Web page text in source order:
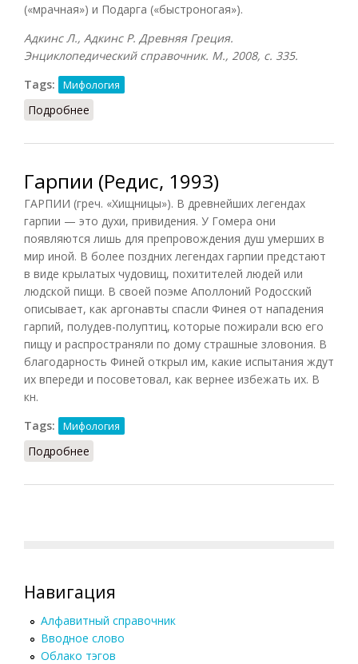
(«мрачная») и Подарга («быстроногая»).
Адкинс Л., Адкинс Р. Древняя Греция.
Энциклопедический справочник. М., 2008, с. 335.
Tags:
Мифология
Подробнее
Гарпии (Редис, 1993)
ГАРПИИ (греч. «Хищницы»). В древнейших легендах
гарпии — это духи, привидения. У Гомера они
появляются лишь для препровождения душ умерших в
мир иной. В более поздних легендах гарпии предстают
в виде крылатых чудовищ, похитителей людей или
людской пищи. В своей поэме Аполлоний Родосский
описывает, как аргонавты спасли Финея от нападения
гарпий, полудев-полуптиц, которые пожирали всю его
пищу и распространяли по дому страшные зловония. В
благодарность Финей открыл им, какие испытания ждут
их впереди и посоветовал, как вернее избежать их. В
кн.
Tags:
Мифология
Подробнее
Навигация
Алфавитный справочник
Вводное слово
Облако тэгов